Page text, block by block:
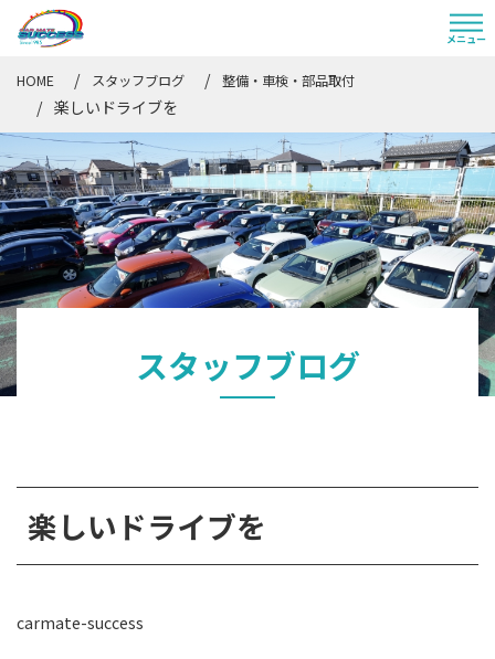
HOME スタッフブログ 整備・車検・部品取付
楽しいドライブを
スタッフブログ
楽しいドライブを
carmate-success